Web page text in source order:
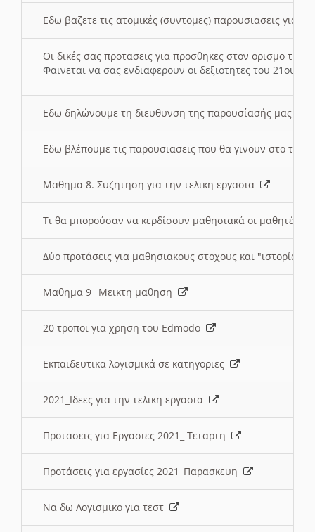
Εδω βαζετε τις ατομικές (συντομες) παρουσιασεις για
Οι δικές σας προτασεις για προσθηκες στον ορισμο
Φαινεται να σας ενδιαφερουν οι δεξιοτητες του 21ου
Εδω δηλώνουμε τη διευθυνση της παρουσίασής μας
Εδω βλέπουμε τις παρουσιασεις που θα γινουν στο
Μαθημα 8. Συζητηση για την τελικη εργασια
Τι θα μπορούσαν να κερδίσουν μαθησιακά οι μαθητές/
Δύο προτάσεις για μαθησιακους στοχους και "ιστορία"
Μαθημα 9_ Μεικτη μαθηση
20 τροποι για χρηση του Edmodo
Εκπαιδευτικα λογισμικά σε κατηγοριες
2021_Ιδεες για την τελικη εργασια
Προτασεις για Εργασιες 2021_ Τεταρτη
Προτάσεις για εργασίες 2021_Παρασκευη
Να δω Λογισμικο για τεστ